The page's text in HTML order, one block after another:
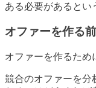
ある必要があるとい
オファーを作る
オファーを作るため
競合のオファーを分